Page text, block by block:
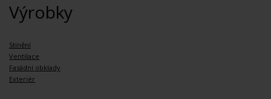
Výrobky
Stínění
Ventilace
Fasádní obklady
Exteriér